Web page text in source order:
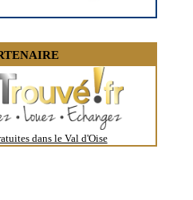
dans le Val d'Oise